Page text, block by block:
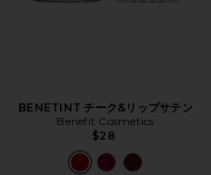
BENETINT チーク&リップサテン
Benefit Cosmetics
$28